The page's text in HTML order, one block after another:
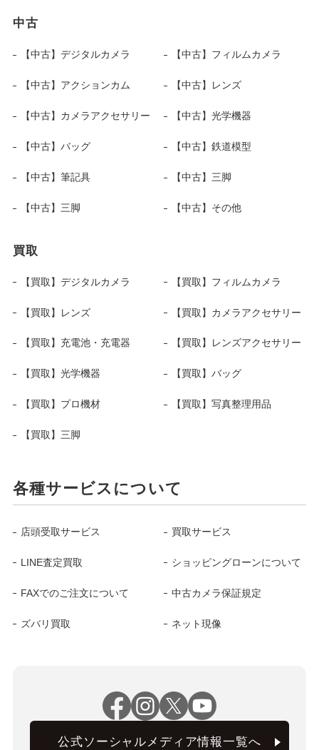
中古
【中古】デジタルカメラ 【中古】フィルムカメラ
【中古】アクションカム 【中古】レンズ
【中古】カメラアクセサリー 【中古】光学機器
【中古】バッグ 【中古】鉄道模型
【中古】筆記具 【中古】三脚
【中古】三脚 【中古】その他
買取
【買取】デジタルカメラ 【買取】フィルムカメラ
【買取】レンズ 【買取】カメラアクセサリー
【買取】充電池・充電器 【買取】レンズアクセサリー
【買取】光学機器 【買取】バッグ
【買取】プロ機材 【買取】写真整理用品
【買取】三脚
各種サービスについて
店頭受取サービス 買取サービス
LINE査定買取 ショッピングローンについて
FAXでのご注文について 中古カメラ保証規定
ズバリ買取 ネット現像
公式ソーシャルメディア情報一覧へ